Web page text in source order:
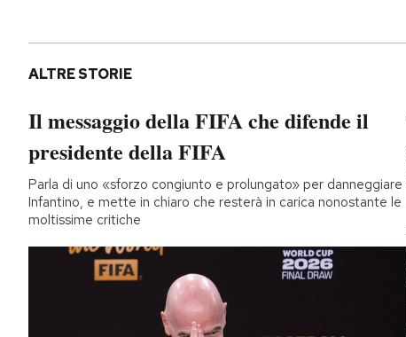
ALTRE STORIE
Il messaggio della FIFA che difende il
presidente della FIFA
Parla di uno «sforzo congiunto e prolungato» per danneggiare
Infantino, e mette in chiaro che resterà in carica nonostante le
moltissime critiche